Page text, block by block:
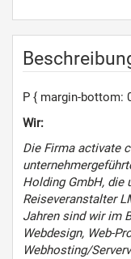
P { margin-bottom:
Wir:
Die Firma activate
Holding GmbH, die
Reiseveranstalter
Jahren sind wir im
Webdesign, Web-
Webhosting/